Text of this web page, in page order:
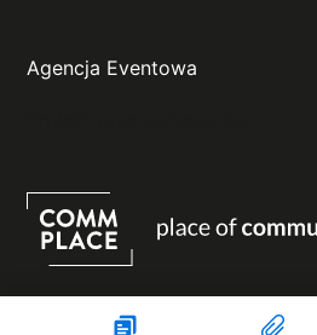
Agencja Eventowa